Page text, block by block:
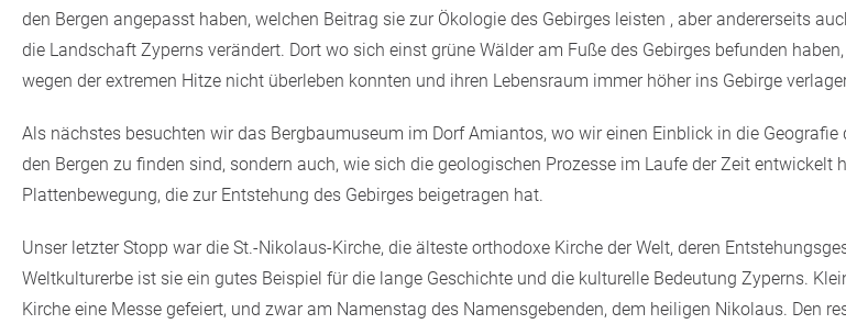
den Bergen angepasst haben, welchen Beitrag sie zur Ökologie des Gebirges leisten , aber andererseits
die Landschaft Zyperns verändert. Dort wo sich einst grüne Wälder am Fuße des Gebirges befunden
wegen der extremen Hitze nicht überleben konnten und ihren Lebensraum immer höher ins Gebirge
Als nächstes besuchten wir das Bergbaumuseum im Dorf Amiantos, wo wir einen Einblick in die
den Bergen zu finden sind, sondern auch, wie sich die geologischen Prozesse im Laufe der Zeit
Plattenbewegung, die zur Entstehung des Gebirges beigetragen hat.
Unser letzter Stopp war die St.-Nikolaus-Kirche, die älteste orthodoxe Kirche der Welt, deren
Weltkulturerbe ist sie ein gutes Beispiel für die lange Geschichte und die kulturelle Bedeutung Zyperns.
Kirche eine Messe gefeiert, und zwar am Namenstag des Namensgebenden, dem heiligen Nikolaus. Den